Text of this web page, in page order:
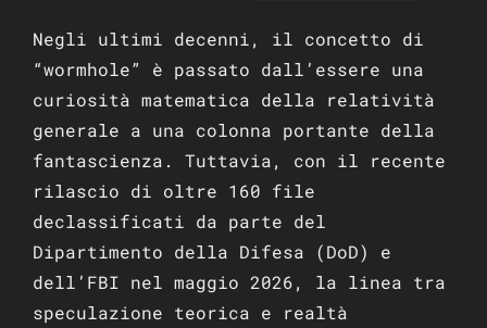
Negli ultimi decenni, il concetto di
“wormhole” è passato dall’essere una
curiosità matematica della relatività
generale a una colonna portante della
fantascienza. Tuttavia, con il recente
rilascio di oltre 160 file
declassificati da parte del
Dipartimento della Difesa (DoD) e
dell’FBI nel maggio 2026, la linea tra
speculazione teorica e realtà